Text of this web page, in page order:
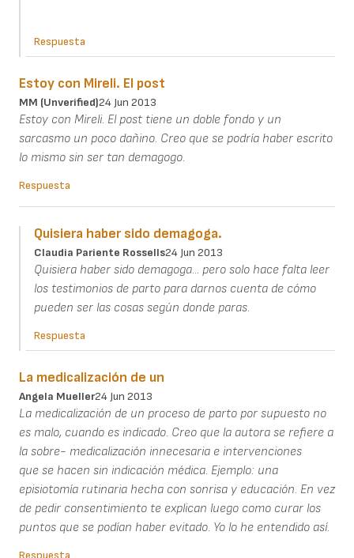
Respuesta
Estoy con Mireli. El post
MM (unverified)24 Jun 2013
Estoy con Mireli. El post tiene un doble fondo y un
sarcasmo un poco dañino. Creo que se podría haber escrito
lo mismo sin ser tan demagogo.
Respuesta
Quisiera haber sido demagoga.
Claudia Pariente Rossells24 Jun 2013
Quisiera haber sido demagoga... pero solo hace falta leer
los testimonios de parto para darnos cuenta de cómo
pueden ser las cosas según donde paras.
Respuesta
La medicalización de un
Angela Mueller24 Jun 2013
La medicalización de un proceso de parto por supuesto no
es malo, cuando es indicado. Creo que la autora se refiere a
la sobre- medicalización innecesaria e intervenciones
que se hacen sin indicación médica. Ejemplo: una
episiotomía rutinaria hecha con sonrisa y educación. En vez
de pedir consentimiento te explican luego como curar los
puntos que se podían haber evitado. Yo lo he entendido así.